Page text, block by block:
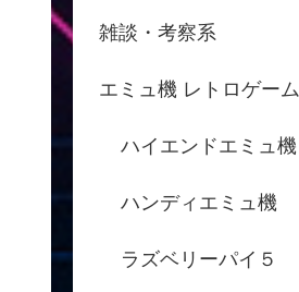
雑談・考察系
エミュ機 レトロゲーム
ハイエンドエミュ機
ハンディエミュ機
ラズベリーパイ５